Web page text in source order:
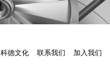
科德文化 联系我们 加入我们